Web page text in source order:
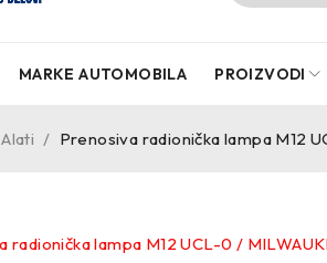
MARKE AUTOMOBILA PROIZVODI
Alati / Prenosiva radionička lampa M12